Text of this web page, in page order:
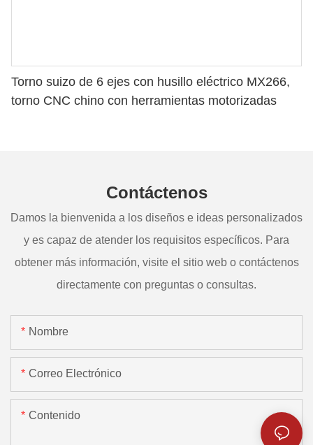
Torno suizo de 6 ejes con husillo eléctrico MX266,
torno CNC chino con herramientas motorizadas
Contáctenos
Damos la bienvenida a los diseños e ideas personalizados
y es capaz de atender los requisitos específicos. Para
obtener más información, visite el sitio web o contáctenos
directamente con preguntas o consultas.
Nombre
Correo Electrónico
Contenido